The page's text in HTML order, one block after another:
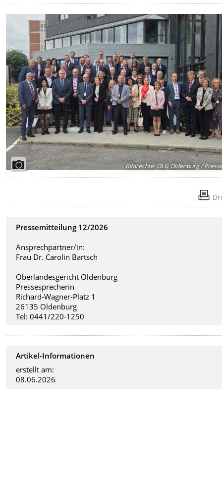
Bildrechte:OLG Oldenburg /
Pressemitteilung 12/2026
Ansprechpartner/in:
Frau Dr. Carolin Bartsch
Oberlandesgericht Oldenburg
Pressesprecherin
Richard-Wagner-Platz 1
26135 Oldenburg
Tel: 0441/220-1250
Artikel-Informationen
erstellt am:
08.06.2026